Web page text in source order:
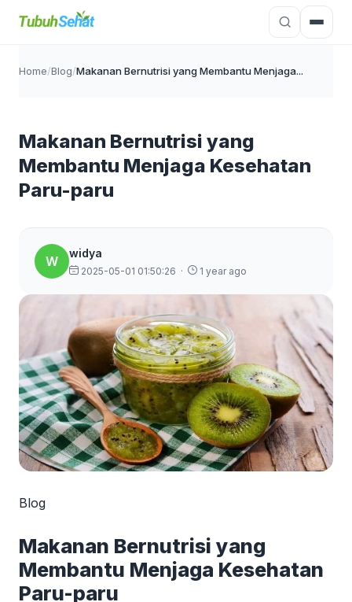
Home/Blog/Makanan Bernutrisi yang Membantu Menjaga...
Makanan Bernutrisi yang
Membantu Menjaga Kesehatan
Paru-paru
W
widya
2025-05-01 01:50:26 · 1 year ago
Blog
Makanan Bernutrisi yang
Membantu Menjaga Kesehatan
Paru-paru